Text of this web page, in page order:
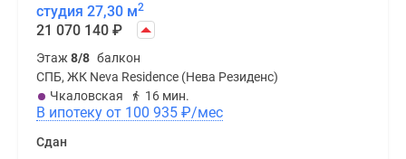
студия 27,30 м2
21 070 140 ₽
Этаж 8/8 балкон
СПБ, ЖК Neva Residence (Нева Резиденс)
Чкаловская
16 мин.
В ипотеку от 100 935 ₽/мес
Сдан